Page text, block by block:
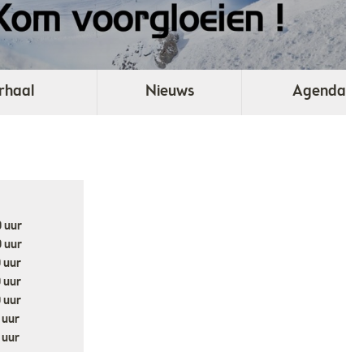
Nieuws Agenda
uur
uur
uur
uur
uur
uur
uur